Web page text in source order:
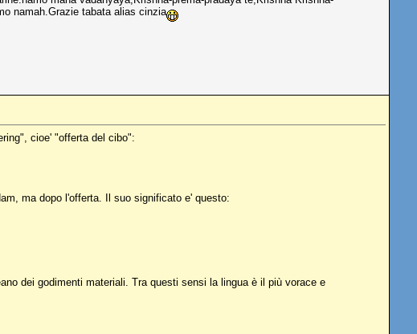
namah.Grazie tabata alias cinzia
cioe' "offerta del cibo":
ma dopo l'offerta. Il suo significato e' questo:
dei godimenti materiali. Tra questi sensi la lingua è il più vorace e